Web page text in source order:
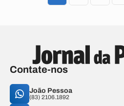
Contate-nos
João Pessoa
(83) 2106.1892